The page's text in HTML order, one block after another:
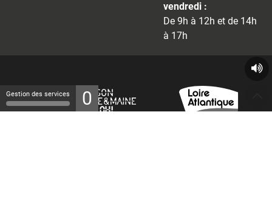
vendredi :
De 9h à 12h et de 14h
à 17h
Gestion des services 0